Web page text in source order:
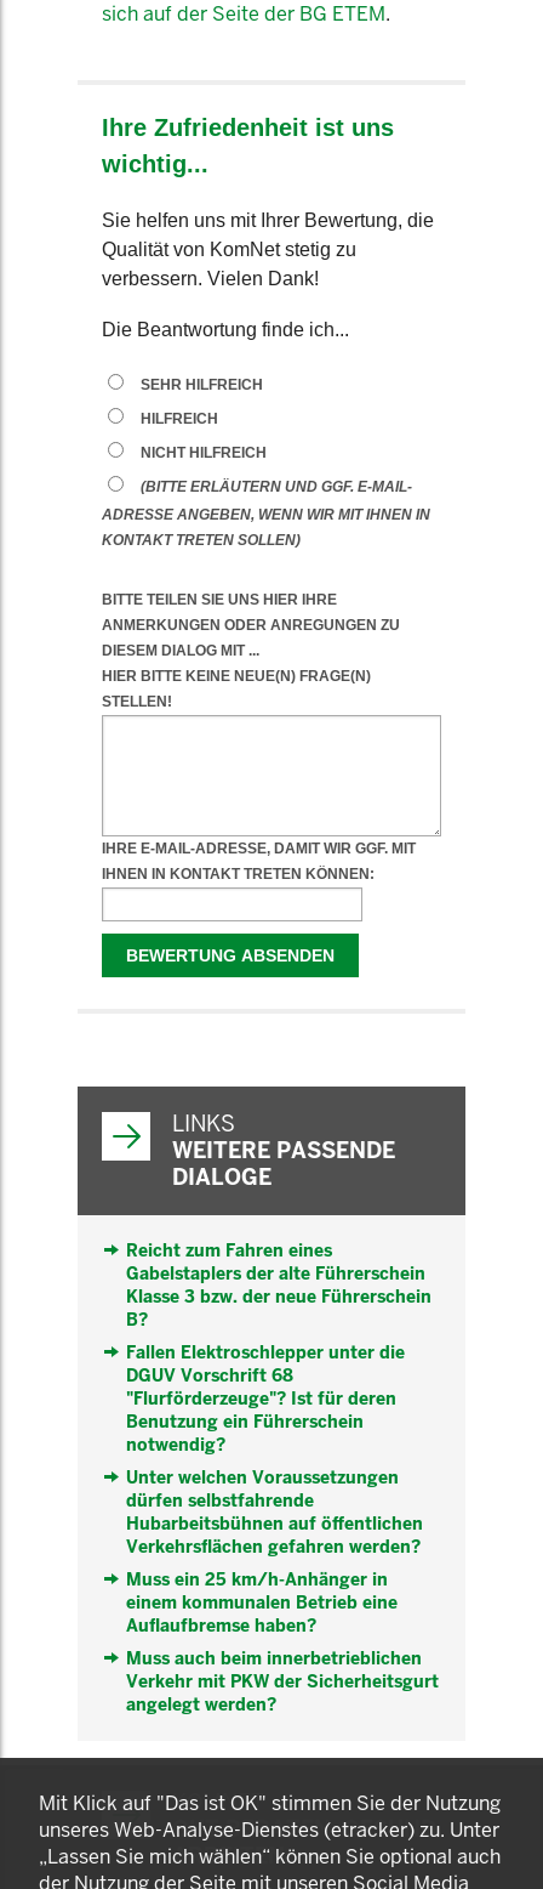
sich auf der Seite der BG ETEM.
LINKS
WEITERE PASSENDE
DIALOGE
Reicht zum Fahren eines
Gabelstaplers der alte Führerschein
Klasse 3 bzw. der neue Führerschein
B?
Fallen Elektroschlepper unter die
DGUV Vorschrift 68
"Flurförderzeuge"? Ist für deren
Benutzung ein Führerschein
notwendig?
Unter welchen Voraussetzungen
dürfen selbstfahrende
Hubarbeitsbühnen auf öffentlichen
Verkehrsflächen gefahren werden?
Muss ein 25 km/h-Anhänger in
einem kommunalen Betrieb eine
Auflaufbremse haben?
Muss auch beim innerbetrieblichen
Verkehr mit PKW der Sicherheitsgurt
angelegt werden?
KOMNET
GUT BERATEN. GESUND
ARBEITEN.
Mit Klick auf "Das ist OK" stimmen Sie der Nutzung
unseres Web-Analyse-Dienstes (etracker) zu. Unter
„Lassen Sie mich wählen“ können Sie optional auch
der Nutzung der Seite mit unseren Social Media